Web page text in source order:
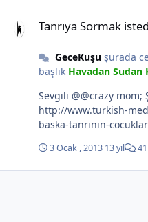
Tanrıya Sormak
GeceKuşuşurada
başlık Havadan Sudan
Sevgili @@crazy mom; Şu Başlığa bir göz at istersen...
http://www.turkish-
baska-tanrinin-
3 Ocak , 2013 13 yıl